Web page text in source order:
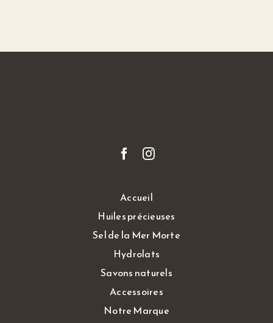
Accueil
Huiles précieuses
Sel de la Mer Morte
Hydrolats
Savons naturels
Accessoires
Notre Marque